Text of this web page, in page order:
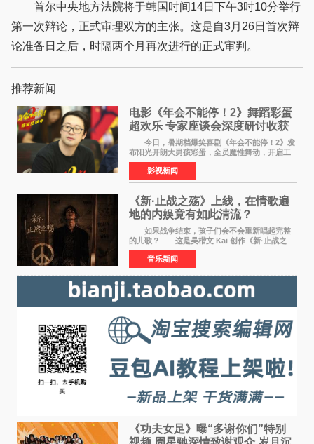
首尔中央地方法院将于韩国时间14日下午3时10分举行
第一次辩论，正式审理双方的主张。这是自3月26日首次辩
论准备日之后，时隔两个月再次进行的正式审判。
推荐新闻
电影《年会不能停！2》舞蹈彩蛋
超欢乐 专家座谈会深度研讨收获
满满
今日，暑期档爆笑喜剧《年会不能停！2》发
布阳光开朗大男孩彩蛋，全员魔性舞动，开启工
位狂欢模式。影片于昨日同步举办专家座谈会，
导演董润年、总制片人应萝佳出席现场，与一众
业内、学界专家
影视新闻
《新·止战之殇》上线，在情歌遍
地的内娱竟有如此清流？
如果战争结束，孩子们会不会重新唱起完整
的儿歌？ 这是吴楷文 Kai 创作《新·止战之
殇》时最初的想法。 从伊朗相关冲突引发的
地区局势，到世界各地仍在发生的动荡与不安，
战争从来不只
音乐新闻
《功夫女足》曝“多谢你们”特别